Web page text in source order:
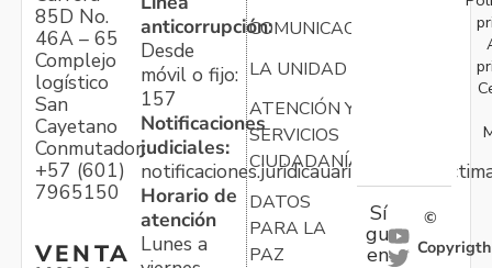
85D No.
46A – 65
Complejo
logístico
San
Cayetano
Conmutador:
+57 (601)
7965150
VENTA
anticorrupción:
Desde
móvil o fijo:
157
Notificaciones
judiciales:
Horario de
atención
Lunes a
COMUNICACIONES
LA UNIDAD
ATENCIÓN Y
SERVICIOS
CIUDADANÍA
DATOS
PARA LA
PAZ
Sí
gu
en
©
Copyrigth